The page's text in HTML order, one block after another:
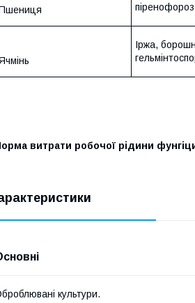
піренофороз
Іржа,
витрати робочої рідини
культури.